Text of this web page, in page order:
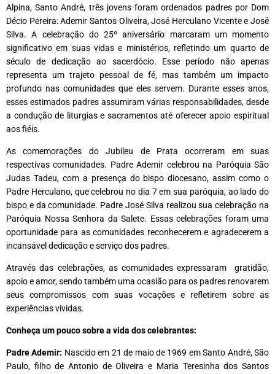
Alpina, Santo André, três jovens foram ordenados padres por Dom
Décio Pereira: Ademir Santos Oliveira, José Herculano Vicente e José
Silva. A celebração do 25º aniversário marcaram um momento
significativo em suas vidas e ministérios, refletindo um quarto de
século de dedicação ao sacerdócio. Esse período não apenas
representa um trajeto pessoal de fé, mas também um impacto
profundo nas comunidades que eles servem. Durante esses anos,
esses estimados padres assumiram várias responsabilidades, desde
a condução de liturgias e sacramentos até oferecer apoio espiritual
aos fiéis.
As comemorações do Jubileu de Prata ocorreram em suas
respectivas comunidades. Padre Ademir celebrou na Paróquia São
Judas Tadeu, com a presença do bispo diocesano, assim como o
Padre Herculano, que celebrou no dia 7 em sua paróquia, ao lado do
bispo e da comunidade. Padre José Silva realizou sua celebração na
Paróquia Nossa Senhora da Salete. Essas celebrações foram uma
oportunidade para as comunidades reconhecerem e agradecerem a
incansável dedicação e serviço dos padres.
Através das celebrações, as comunidades expressaram gratidão,
apoio e amor, sendo também uma ocasião para os padres renovarem
seus compromissos com suas vocações e refletirem sobre as
experiências vividas.
Conheça um pouco sobre a vida dos celebrantes:
Padre Ademir: Nascido em 21 de maio de 1969 em Santo André, São
Paulo, filho de Antonio de Oliveira e Maria Teresinha dos Santos